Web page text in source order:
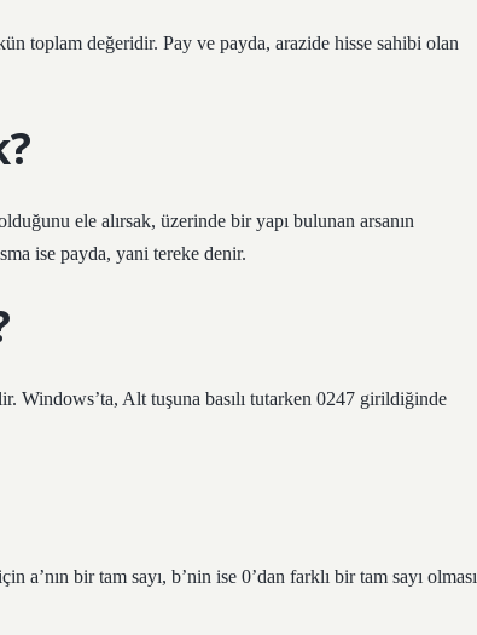
toplam değeridir. Pay ve payda, arazide hisse sahibi olan
ele alırsak, üzerinde bir yapı bulunan arsanın
ise payda, yani tereke denir.
Alt tuşuna basılı tutarken 0247 girildiğinde
a’nın bir tam sayı, b’nin ise 0’dan farklı bir tam sayı olması